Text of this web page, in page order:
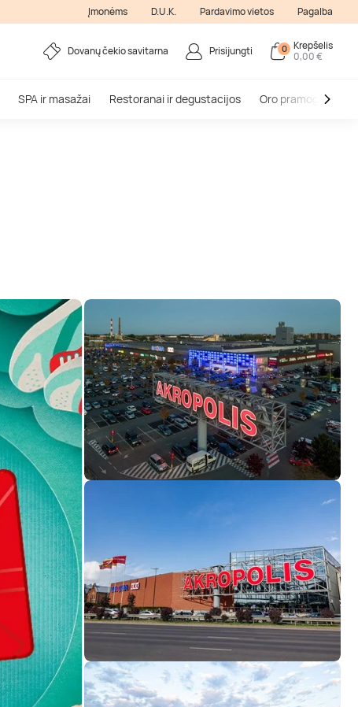
Įmonėms D.U.K. Pardavimo vietos Pagalba
Dovanų čekio savitarna Prisijungti 0 Krepšelis
0,00 €
SPA ir masažai Restoranai ir degustacijos Oro pramogos